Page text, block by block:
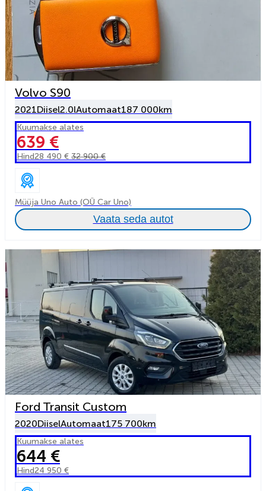
Volvo S90
2021Diisel2.0lAutomaat187 000km
Kuumakse alates
639 €
Hind28 490 € 32 900 €
Müüja Uno Auto (OÜ Car Uno)
Vaata seda autot
Ford Transit Custom
2020DiiselAutomaat175 700km
Kuumakse alates
644 €
Hind24 950 €